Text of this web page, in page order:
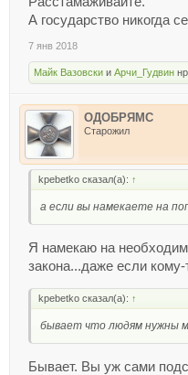
А государство никогда
7 янв 2018
Майк Вазовски и Арчи_Гудвин
ОДОБРЯМС
Старожил
kpebetko сказал(а): ↑
а если вы намекаете на
Я намекаю на
закона...даже если
kpebetko сказал(а): ↑
бывает что людям нужны
Бывает. Вы уж сами